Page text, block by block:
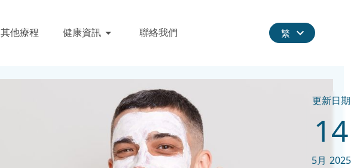
更新日期
14
5月 2025
其他療程 健康資訊 聯絡我們 繁